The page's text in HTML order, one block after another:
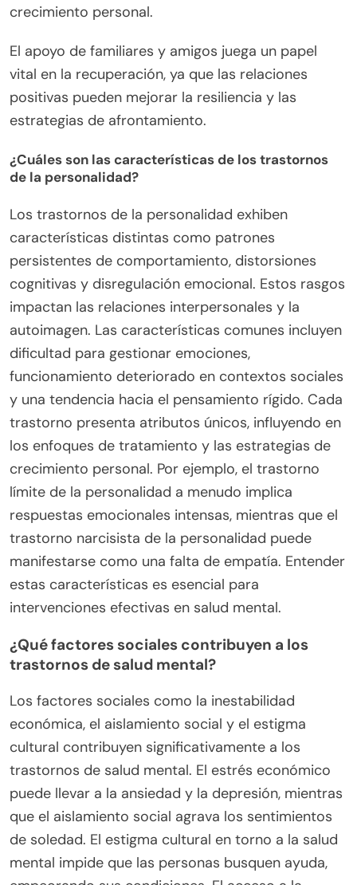
crecimiento personal.
El apoyo de familiares y amigos juega un papel
vital en la recuperación, ya que las relaciones
positivas pueden mejorar la resiliencia y las
estrategias de afrontamiento.
¿Cuáles son las características de los trastornos
de la personalidad?
Los trastornos de la personalidad exhiben
características distintas como patrones
persistentes de comportamiento, distorsiones
cognitivas y disregulación emocional. Estos rasgos
impactan las relaciones interpersonales y la
autoimagen. Las características comunes incluyen
dificultad para gestionar emociones,
funcionamiento deteriorado en contextos sociales
y una tendencia hacia el pensamiento rígido. Cada
trastorno presenta atributos únicos, influyendo en
los enfoques de tratamiento y las estrategias de
crecimiento personal. Por ejemplo, el trastorno
límite de la personalidad a menudo implica
respuestas emocionales intensas, mientras que el
trastorno narcisista de la personalidad puede
manifestarse como una falta de empatía. Entender
estas características es esencial para
intervenciones efectivas en salud mental.
¿Qué factores sociales contribuyen a los
trastornos de salud mental?
Los factores sociales como la inestabilidad
económica, el aislamiento social y el estigma
cultural contribuyen significativamente a los
trastornos de salud mental. El estrés económico
puede llevar a la ansiedad y la depresión, mientras
que el aislamiento social agrava los sentimientos
de soledad. El estigma cultural en torno a la salud
mental impide que las personas busquen ayuda,